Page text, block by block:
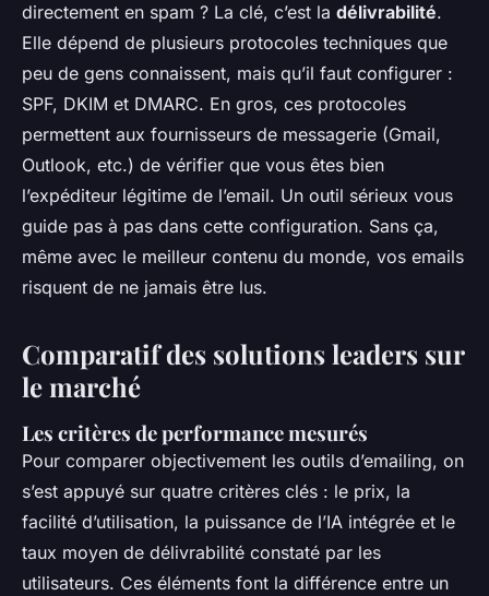
directement en spam ? La clé, c’est la délivrabilité.
Elle dépend de plusieurs protocoles techniques que
peu de gens connaissent, mais qu’il faut configurer :
SPF, DKIM et DMARC. En gros, ces protocoles
permettent aux fournisseurs de messagerie (Gmail,
Outlook, etc.) de vérifier que vous êtes bien
l’expéditeur légitime de l’email. Un outil sérieux vous
guide pas à pas dans cette configuration. Sans ça,
même avec le meilleur contenu du monde, vos emails
risquent de ne jamais être lus.
Comparatif des solutions leaders sur
le marché
Les critères de performance mesurés
Pour comparer objectivement les outils d’emailing, on
s’est appuyé sur quatre critères clés : le prix, la
facilité d’utilisation, la puissance de l’IA intégrée et le
taux moyen de délivrabilité constaté par les
utilisateurs. Ces éléments font la différence entre un